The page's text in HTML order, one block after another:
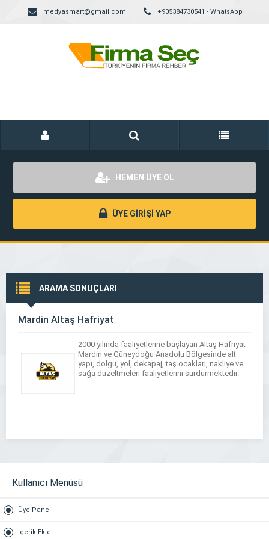
medyasmart@gmail.com +905384730541 - WhatsApp
HEMEN ÜYE OL
ÜYE GİRİŞİ YAP
ARAMA SONUÇLARI
Mardin Altaş Hafriyat
2000 yılında faaliyetlerine başlayan Altaş Hafriyat
Mardin ve Güneydoğu Anadolu Bölgesinde alt
yapı, dolgu, yol, dekapaj, taş ocakları, nakliye ve
sağa düzeltmeleri faaliyetlerini sürdürmektedir.
Kullanıcı Menüsü
Üye Paneli
İçerik Ekle